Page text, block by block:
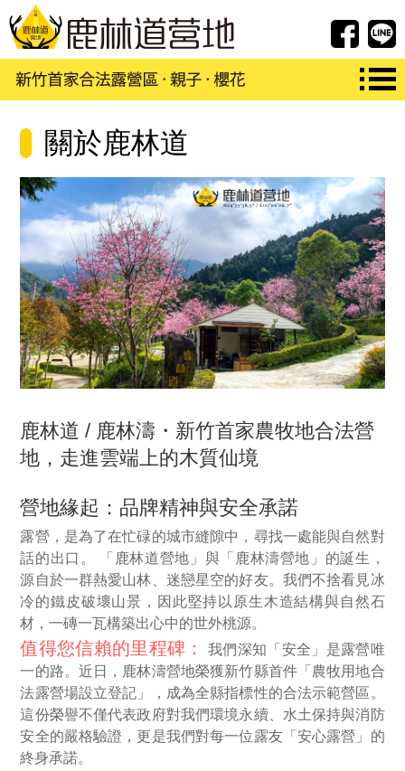
FB紛
關於鹿林道
鹿林道 / 鹿林濤・新竹首家農牧地合法營
地，走進雲端上的木質仙境
營地緣起：品牌精神與安全承諾
露營，是為了在忙碌的城市縫隙中，尋找一處能與自然對
話的出口。 「鹿林道營地」與「鹿林濤營地」的誕生，
源自於一群熱愛山林、迷戀星空的好友。我們不捨看見冰
冷的鐵皮破壞山景，因此堅持以原生木造結構與自然石
材，一磚一瓦構築出心中的世外桃源。
值得您信賴的里程碑：
我們深知「安全」是露營唯
一的路。近日，鹿林濤營地榮獲新竹縣首件「農牧用地合
法露營場設立登記」，成為全縣指標性的合法示範營區。
這份榮譽不僅代表政府對我們環境永續、水土保持與消防
安全的嚴格驗證，更是我們對每一位露友「安心露營」的
終身承諾。